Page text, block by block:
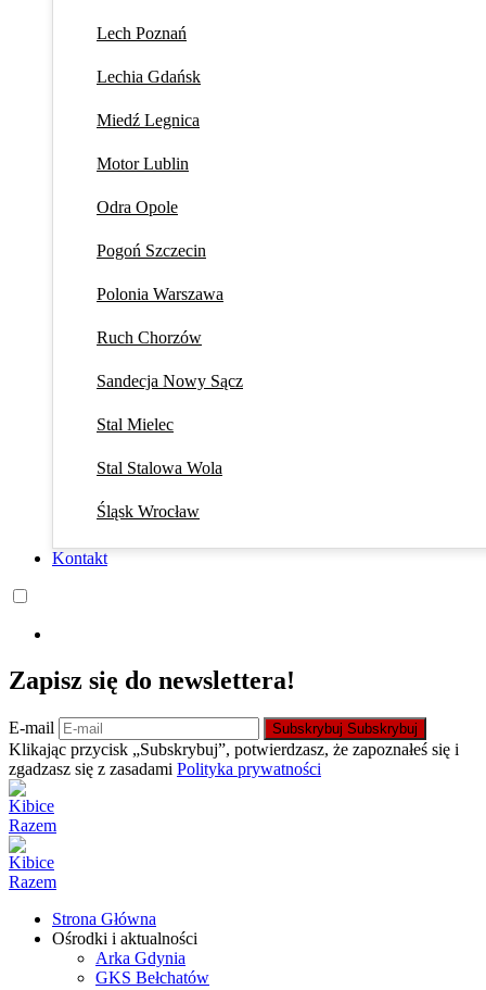
Lech Poznań
Lechia Gdańsk
Miedź Legnica
Motor Lublin
Odra Opole
Pogoń Szczecin
Polonia Warszawa
Ruch Chorzów
Sandecja Nowy Sącz
Stal Mielec
Stal Stalowa Wola
Śląsk Wrocław
Kontakt
Zapisz się do newslettera!
E-mail Subskrybuj Subskrybuj
Klikając przycisk „Subskrybuj”, potwierdzasz, że zapoznałeś się i
zgadzasz się z zasadami Polityka prywatności
Strona Główna
Ośrodki i aktualności
Arka Gdynia
GKS Bełchatów